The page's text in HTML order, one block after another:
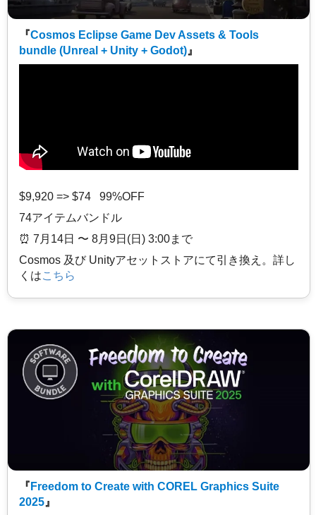
『Cosmos Eclipse Game Dev Assets & Tools
bundle (Unreal + Unity + Godot) 』
$9,920 => $74 99%OFF
74アイテムバンドル
⏰️ 7月14日 〜 8月9日(日) 3:00まで
Cosmos 及び Unityアセットストアにて引き換え。詳し
くはこちら
『 Freedom to Create with COREL Graphics Suite
2025 』